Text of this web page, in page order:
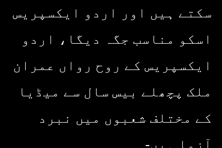
سکتے ہیں اور اردو ایکسپریس
اسکو مناسب جگہ دیگا، اردو
ایکسپریس کے روح رواں عمران
ملک پچھلے بیس سال سے میڈیا
کے مختلف شعبوں میں نبرد
آزما ہیں-